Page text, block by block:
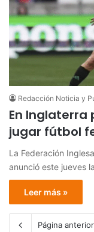
Redacción Noticia y
En Inglaterra
jugar fútbol
La Federación
anunció este jueves
Leer más »
Página anterior